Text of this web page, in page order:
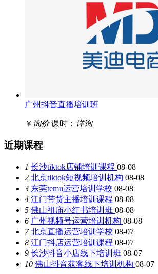
广州抖音直播培训班
￥ 询价 课时： 详询
近期课程
1 长沙tiktok店铺培训课程 08-08
2 北京tiktok短视频培训机构 08-08
3 东莞temu运营培训学校 08-08
4 江门带货主播培训课程 08-08
5 佛山祖庙小红书培训班 08-08
6 广州视频号运营培训机构 08-08
7 北京直播运营培训学校 08-07
8 江门抖店运营培训课程 08-07
9 长沙抖音小店线下培训班 08-07
10 佛山抖音获客线下培训机构 08-07